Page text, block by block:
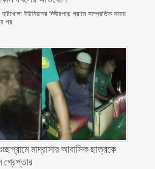
ইউনিয়নের দিঘীরপাড় গ্রামে সাম্প্রতিক সময়ে
পর
মাদ্রাসার আবাসিক ছাত্রকে
গ্রেপ্তার